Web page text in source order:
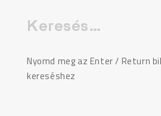
Keresés:
Nyomd meg az Enter / Return
kereséshez